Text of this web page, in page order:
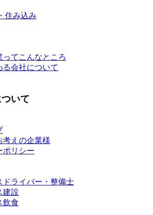
住み込み
ってこんなところ
る会社について
いて
考えの企業様
ポリシー
ドライバー・整備士
建設
飲食